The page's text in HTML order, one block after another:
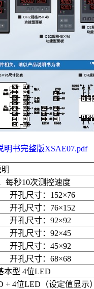
书完整版XSAE07.pdf
每秒10次测控速度
开孔尺寸：152×76
开孔尺寸：76×152
开孔尺寸：92×92
开孔尺寸：92×45
开孔尺寸：45×92
开孔尺寸：68×68
本型 4位LED
+ 4位LED（设定值显示）